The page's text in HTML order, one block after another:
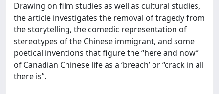
Drawing on film studies as well as cultural studies,
the article investigates the removal of tragedy from
the storytelling, the comedic representation of
stereotypes of the Chinese immigrant, and some
poetical inventions that figure the “here and now”
of Canadian Chinese life as a ‘breach’ or “crack in all
there is”.